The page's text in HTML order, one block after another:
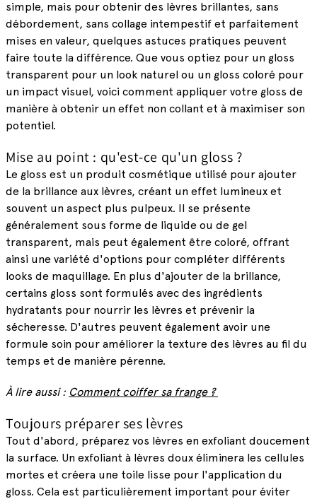
simple, mais pour obtenir des lèvres brillantes, sans
débordement, sans collage intempestif et parfaitement
mises en valeur, quelques astuces pratiques peuvent
faire toute la différence. Que vous optiez pour un gloss
transparent pour un look naturel ou un gloss coloré pour
un impact visuel, voici comment appliquer votre gloss de
manière à obtenir un effet non collant et à maximiser son
potentiel.
Mise au point : qu'est-ce qu'un gloss ?
Le gloss est un produit cosmétique utilisé pour ajouter
de la brillance aux lèvres, créant un effet lumineux et
souvent un aspect plus pulpeux. Il se présente
généralement sous forme de liquide ou de gel
transparent, mais peut également être coloré, offrant
ainsi une variété d'options pour compléter différents
looks de maquillage. En plus d'ajouter de la brillance,
certains gloss sont formulés avec des ingrédients
hydratants pour nourrir les lèvres et prévenir la
sécheresse. D'autres peuvent également avoir une
formule soin pour améliorer la texture des lèvres au fil du
temps et de manière pérenne.
À lire aussi : Comment coiffer sa frange ?
Toujours préparer ses lèvres
Tout d'abord, préparez vos lèvres en exfoliant doucement
la surface. Un exfoliant à lèvres doux éliminera les cellules
mortes et créera une toile lisse pour l'application du
gloss. Cela est particulièrement important pour éviter